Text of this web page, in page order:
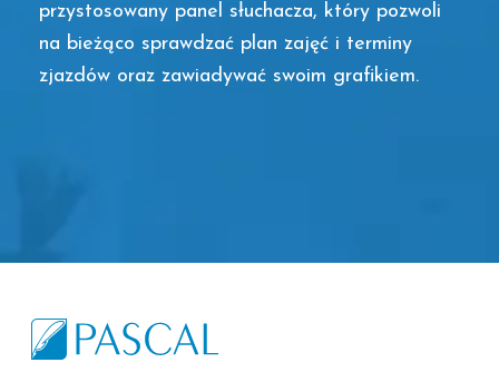
przystosowany panel słuchacza, który pozwoli
na bieżąco sprawdzać plan zajęć i terminy
zjazdów oraz zawiadywać swoim grafikiem.